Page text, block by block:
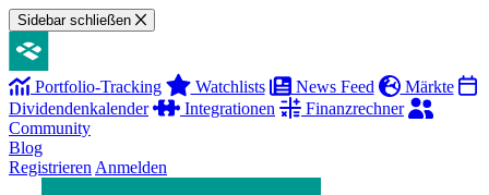
Sidebar schließen
Portfolio-Tracking Watchlists News Feed
Märkte
Dividendenkalender
Integrationen
Finanzrechner
Community
Blog
Registrieren Anmelden